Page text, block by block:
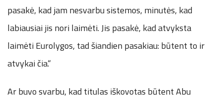
pasakė, kad jam nesvarbu sistemos, minutės, kad
labiausiai jis nori laimėti. Jis pasakė, kad atvyksta
laimėti Eurolygos, tad šiandien pasakiau: būtent to ir
atvykai čia.“
Ar buvo svarbu, kad titulas iškovotas būtent Abu